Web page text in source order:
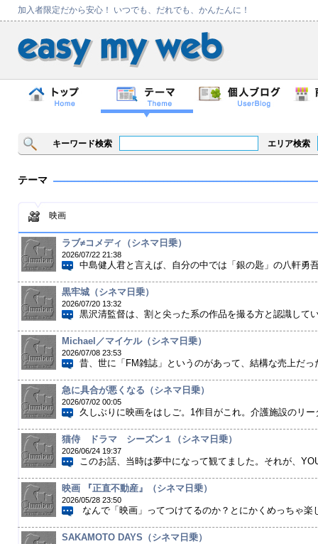
加入者限定だから安心！ いつでも、だれでも、かんたんに！
キーワード検索 エリア検索
テーマ
映画
ラブ≠コメディ（シネマ日乗）
2026/07/22 21:38
中島健人君と言えば、自分の中では「銀の匙」の八軒勇
黒牢城（シネマ日乗）
2026/07/20 13:32
黒沢清監督は、割と尖った系の作品を撮る方と認識して
Michael／マイケル（シネマ日乗）
2026/07/08 23:53
昔、世に「FM雑誌」というのがあって、結構な売上だ
急に具合が悪くなる（シネマ日乗）
2026/07/02 00:05
久しぶりに映画をはしご。1作目がこれ。介護施設のリ
猫侍 ドラマ シーズン１（シネマ日乗）
2026/06/24 19:37
このお話、当時は夢中になって観てました。それが、
映画 『正直不動産』（シネマ日乗）
2026/05/28 23:50
なんで「映画」ってつけてるのか？とにかくめっちゃ楽
SAKAMOTO DAYS（シネマ日乗）